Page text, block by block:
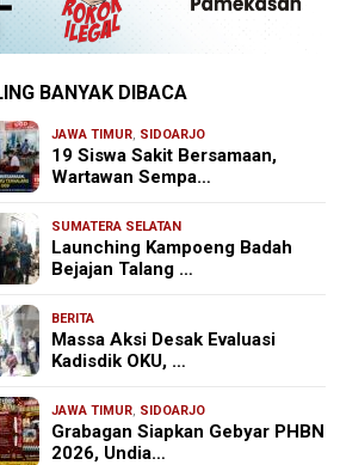
BANYAK DIBACA
JAWA TIMUR, SIDOARJO
19 Siswa Sakit Bersamaan,
Wartawan Sempa…
SUMATERA SELATAN
Launching Kampoeng Badah
Bejajan Talang …
BERITA
Massa Aksi Desak Evaluasi
Kadisdik OKU, …
JAWA TIMUR, SIDOARJO
Grabagan Siapkan Gebyar PHBN
2026, Undia…